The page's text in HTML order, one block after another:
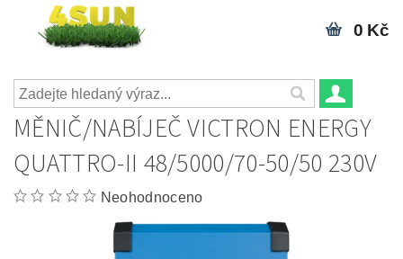
0 Kč
MĚNIČ/NABÍJEČ VICTRON ENERGY
QUATTRO-II 48/5000/70-50/50 230V
Neohodnoceno